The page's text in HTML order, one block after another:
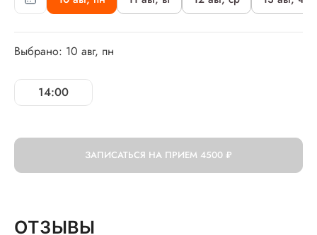
Выбрано: 10 авг, пн
14:00
ЗАПИСАТЬСЯ НА ПРИЕМ 4500 ₽
ОТЗЫВЫ